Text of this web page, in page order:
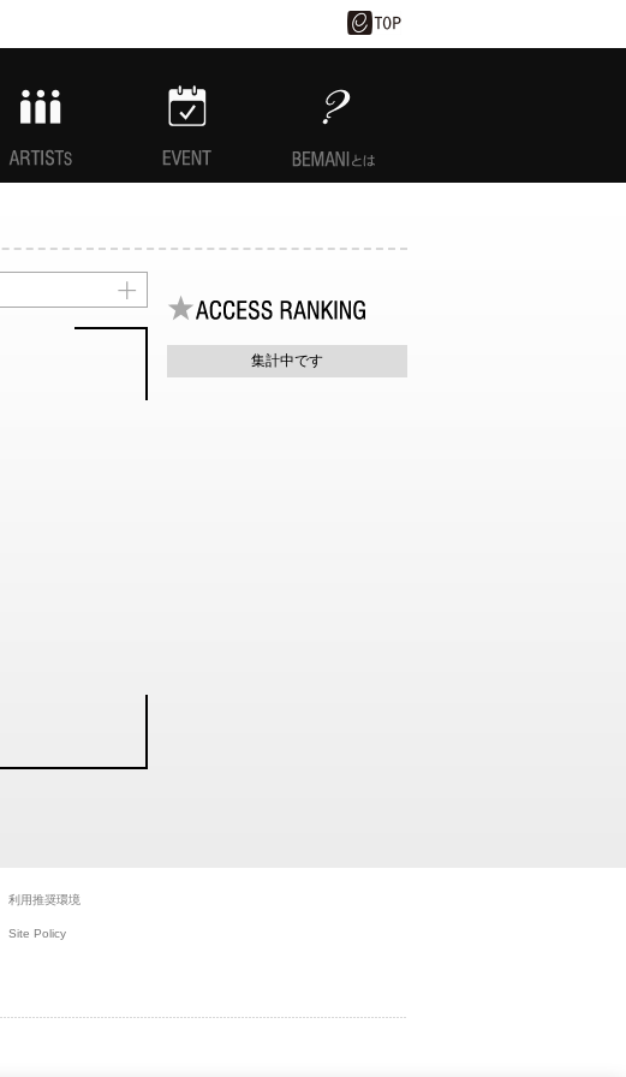
集計中です
利用推奨環境
Site Policy